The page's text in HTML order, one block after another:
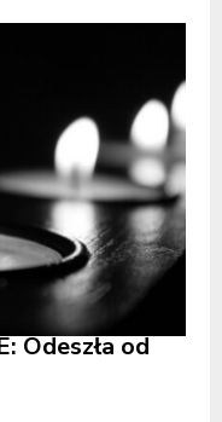
Odeszła od